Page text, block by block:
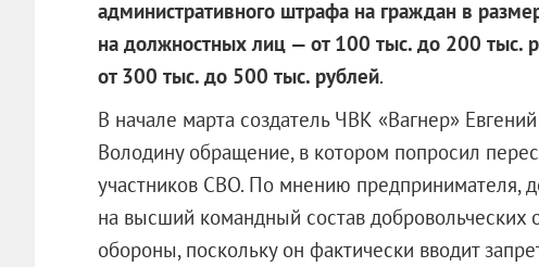
административного штрафа на граждан в
на должностных лиц — от 100 тыс. до 200 тыс.
от 300 тыс. до 500 тыс. рублей.
В начале марта создатель ЧВК «Вагнер»
Володину обращение, в котором попросил
участников СВО. По мнению предпринимателя,
на высший командный состав добровольческих
обороны, поскольку он фактически вводит